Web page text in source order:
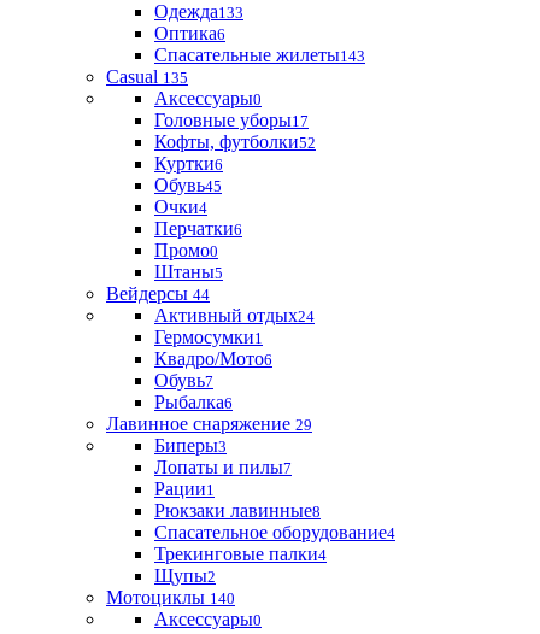
Одежда133
Оптика6
Спасательные жилеты143
Casual 135
Аксессуары0
Головные уборы17
Кофты, футболки52
Куртки6
Обувь45
Очки4
Перчатки6
Промо0
Штаны5
Вейдерсы 44
Активный отдых24
Гермосумки1
Квадро/Мото6
Обувь7
Рыбалка6
Лавинное снаряжение 29
Биперы3
Лопаты и пилы7
Рации1
Рюкзаки лавинные8
Спасательное оборудование4
Трекинговые палки4
Щупы2
Мотоциклы 140
Аксессуары0